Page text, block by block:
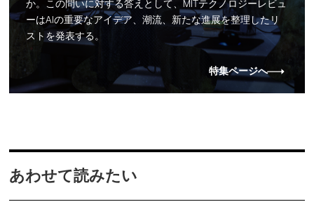
か。この問いに対する答えとして、MITテクノロジーレビュ
ーはAIの重要なアイデア、潮流、新たな進展を整理したリ
ストを発表する。
特集ページへ
あわせて読みたい